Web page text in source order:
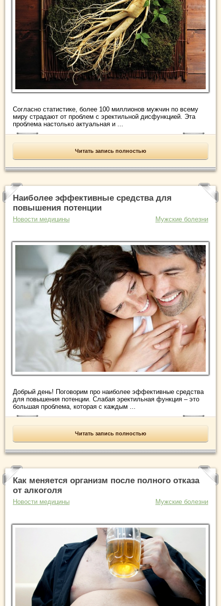
Согласно статистике, более 100 миллионов мужчин по всему
миру страдают от проблем с эректильной дисфункцией. Эта
проблема настолько актуальная и ...
Читать запись полностью
Наиболее эффективные средства для
повышения потенции
Новости медицины Мужские болезни
Добрый день! Поговорим про наиболее эффективные средства
для повышения потенции. Слабая эректильная функция – это
большая проблема, которая с каждым ...
Читать запись полностью
Как меняется организм после полного отказа
от алкоголя
Новости медицины Мужские болезни